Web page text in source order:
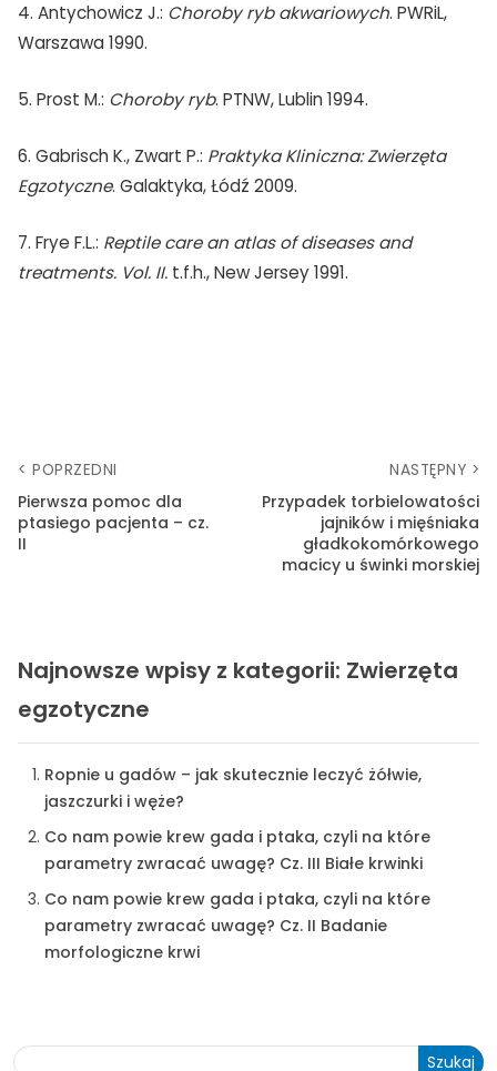
4. Antychowicz J.: Choroby ryb akwariowych. PWRiL,
Warszawa 1990.
5. Prost M.: Choroby ryb. PTNW, Lublin 1994.
6. Gabrisch K., Zwart P.: Praktyka Kliniczna: Zwierzęta
Egzotyczne. Galaktyka, Łódź 2009.
7. Frye F.L.: Reptile care an atlas of diseases and
treatments. Vol. II. t.f.h., New Jersey 1991.
< POPRZEDNI
Pierwsza pomoc dla
ptasiego pacjenta – cz.
II
NASTĘPNY >
Przypadek torbielowatości
jajników i mięśniaka
gładkokomórkowego
macicy u świnki morskiej
Najnowsze wpisy z kategorii: Zwierzęta
egzotyczne
Ropnie u gadów – jak skutecznie leczyć żółwie,
jaszczurki i węże?
Co nam powie krew gada i ptaka, czyli na które
parametry zwracać uwagę? Cz. III Białe krwinki
Co nam powie krew gada i ptaka, czyli na które
parametry zwracać uwagę? Cz. II Badanie
morfologiczne krwi
Szukaj